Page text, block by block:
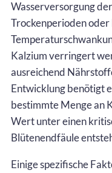
Wasserversorgung
Trockenperioden oder
Kalzium verringert
ausreichend
Entwicklung benötigt
bestimmte Menge an
Wert unter einen
Blütenendfäule
Einige spezifische